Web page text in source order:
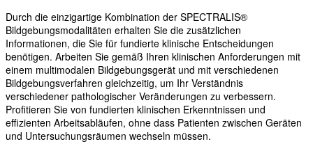
Durch die einzigartige Kombination der SPECTRALIS®
Bildgebungsmodalitäten erhalten Sie die zusätzlichen
Informationen, die Sie für fundierte klinische Entscheidungen
benötigen. Arbeiten Sie gemäß Ihren klinischen Anforderungen mit
einem multimodalen Bildgebungsgerät und mit verschiedenen
Bildgebungsverfahren gleichzeitig, um Ihr Verständnis
verschiedener pathologischer Veränderungen zu verbessern.
Profitieren Sie von fundierten klinischen Erkenntnissen und
effizienten Arbeitsabläufen, ohne dass Patienten zwischen Geräten
und Untersuchungsräumen wechseln müssen.